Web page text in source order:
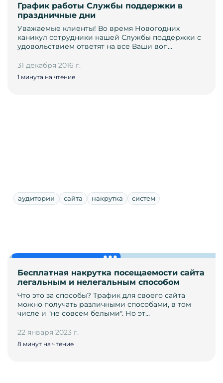
График работы Службы поддержки в
праздничные дни
Уважаемые клиенты! Во время Новогодних
каникул сотрудники нашей Службы поддержки с
удовольствием ответят на все Ваши воп…
31 декабря 2016 г.
1 минута на чтение
аудитории сайта накрутка систем
Бесплатная накрутка посещаемости сайта
легальным и нелегальным способом
Что это за способы? Трафик для своего сайта
можно получать различными способами, в том
числе и "не совсем белыми". Но эт…
22 января 2023 г.
8 минут на чтение